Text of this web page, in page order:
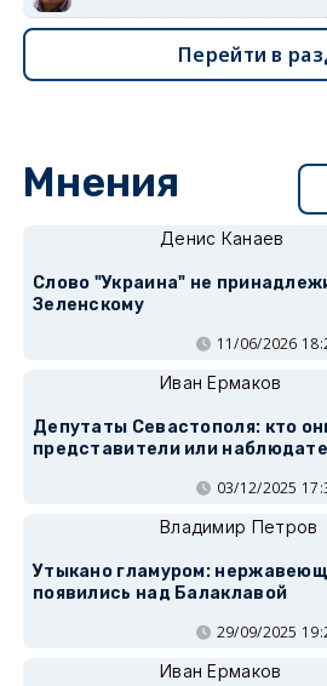
Перейти в
Мнения
Денис Канаев
Слово "Украина" не
Зеленскому
11/06/2026
Иван Ермаков
Депутаты Севастополя: кто
представители или
03/12/2025
Владимир Петров
Утыкано гламуром:
появились над Балаклавой
29/09/2025
Иван Ермаков